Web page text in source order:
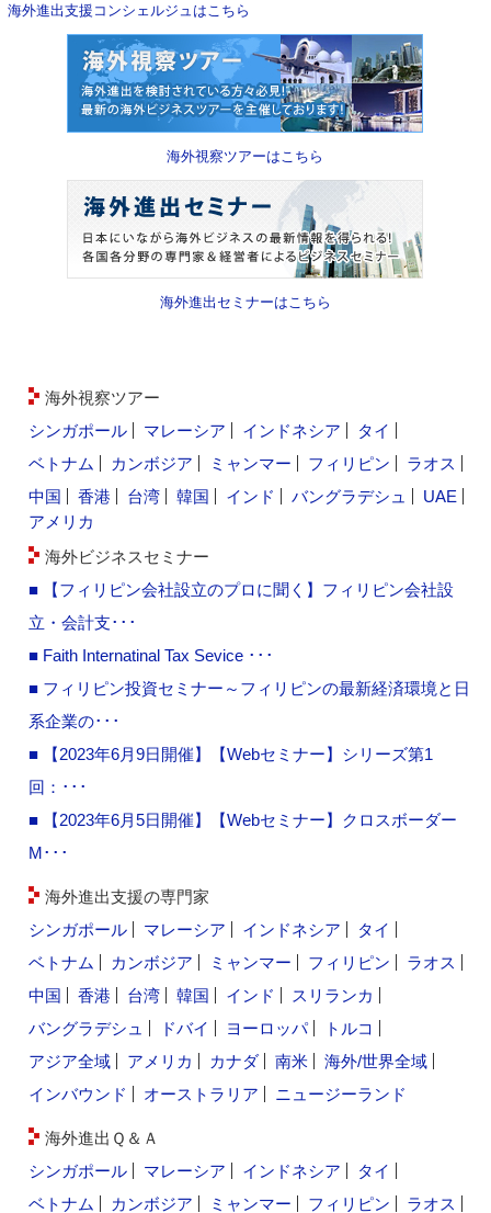
海外進出支援コンシェルジュはこちら
海外視察ツアーはこちら
海外進出セミナーはこちら
海外視察ツアー
シンガポール
マレーシア インドネシア
タイ
ベトナム
カンボジア ミャンマー フィリピン
ラオス
中国
香港 台湾 韓国 インド バングラデシュ
UAE
アメリカ
海外ビジネスセミナー
■ 【フィリピン会社設立のプロに聞く】フィリピン会社設
立・会計支･･･
■ Faith Internatinal Tax Sevice ･･･
■ フィリピン投資セミナー～フィリピンの最新経済環境と日
系企業の･･･
■ 【2023年6月9日開催】【Webセミナー】シリーズ第1
回：･･･
■ 【2023年6月5日開催】【Webセミナー】クロスボーダー
M･･･
海外進出支援の専門家
シンガポール
マレーシア インドネシア
タイ
ベトナム
カンボジア ミャンマー フィリピン
ラオス
中国
香港 台湾 韓国 インド
スリランカ
バングラデシュ
ドバイ ヨーロッパ
トルコ
アジア全域
アメリカ カナダ 南米
海外/世界全域
インバウンド
オーストラリア ニュージーランド
海外進出Ｑ＆Ａ
シンガポール
マレーシア インドネシア
タイ
ベトナム
カンボジア ミャンマー フィリピン ラオス